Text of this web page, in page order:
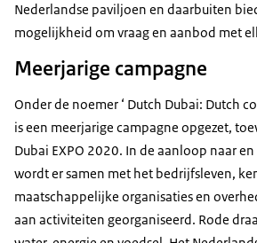
Nederlandse paviljoen en daarbuiten
mogelijkheid om vraag en aanbod met
Meerjarige campagne
Onder de noemer ‘ Dutch Dubai: Dutch
is een meerjarige campagne opgezet,
Dubai EXPO 2020. In de aanloop naar
wordt er samen met het bedrijfsleven,
maatschappelijke organisaties en
aan activiteiten georganiseerd. Rode